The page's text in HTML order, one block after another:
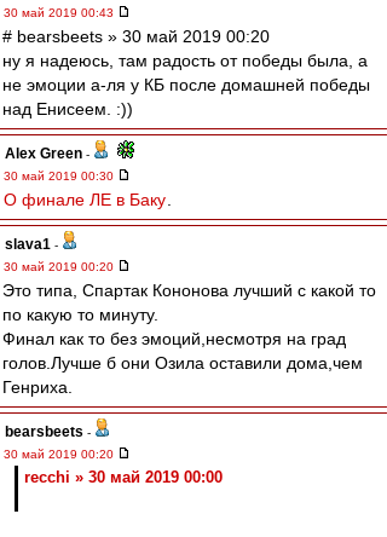
30 май 2019 00:43
# bearsbeets » 30 май 2019 00:20
ну я надеюсь, там радость от победы была, а
не эмоции а-ля у КБ после домашней победы
над Енисеем. :))
Alex Green -
30 май 2019 00:30
О финале ЛЕ в Баку
slava1 -
30 май 2019 00:20
Это типа, Спартак Кононова лучший с какой то
по какую то минуту.
Финал как то без эмоций,несмотря на град
голов.Лучше б они Озила оставили дома,чем
Генриха.
bearsbeets -
30 май 2019 00:20
recchi » 30 май 2019 00:00